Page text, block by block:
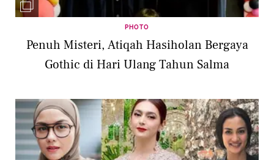
PHOTO
Penuh Misteri, Atiqah Hasiholan Bergaya
Gothic di Hari Ulang Tahun Salma